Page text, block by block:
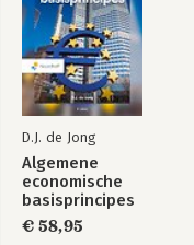
D.J. de Jong
Algemene
economische
basisprincipes
€ 58,95